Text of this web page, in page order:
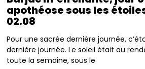
apothéose sous les
02.08
Pour une sacrée dernière journée,
dernière journée. Le soleil était au
toute la semaine, sous le